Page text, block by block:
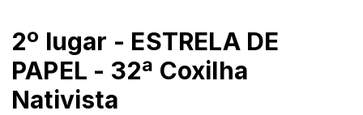
2º lugar - ESTRELA DE
PAPEL - 32ª Coxilha
Nativista